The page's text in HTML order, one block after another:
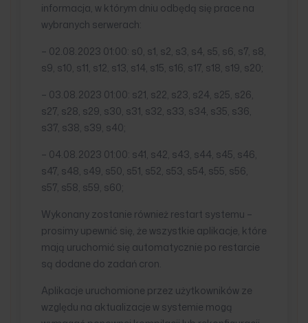
informacja, w którym dniu odbędą się prace na
wybranych serwerach:
– 02.08.2023 01:00: s0, s1, s2, s3, s4, s5, s6, s7, s8,
s9, s10, s11, s12, s13, s14, s15, s16, s17, s18, s19, s20;
– 03.08.2023 01:00: s21, s22, s23, s24, s25, s26,
s27, s28, s29, s30, s31, s32, s33, s34, s35, s36,
s37, s38, s39, s40;
– 04.08.2023 01:00: s41, s42, s43, s44, s45, s46,
s47, s48, s49, s50, s51, s52, s53, s54, s55, s56,
s57, s58, s59, s60;
Wykonany zostanie również restart systemu –
prosimy upewnić się, że wszystkie aplikacje, które
mają uruchomić się automatycznie po restarcie
są dodane do zadań cron.
Aplikacje uruchomione przez użytkowników ze
względu na aktualizacje w systemie mogą